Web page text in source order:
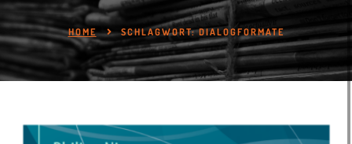
HOME SCHLAGWORT:DIALOGFORMATE